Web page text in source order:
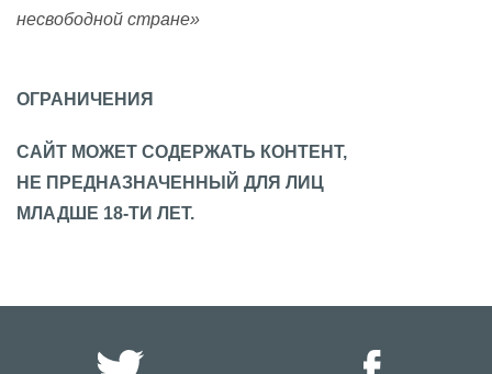
несвободной стране»
ОГРАНИЧЕНИЯ
САЙТ МОЖЕТ СОДЕРЖАТЬ КОНТЕНТ,
НЕ ПРЕДНАЗНАЧЕННЫЙ ДЛЯ ЛИЦ
МЛАДШЕ 18-ТИ ЛЕТ.